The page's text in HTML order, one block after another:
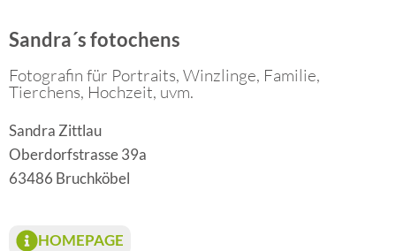
Sandra´s fotochens
Fotografin für Portraits, Winzlinge, Familie,
Tierchens, Hochzeit, uvm.
Sandra Zittlau
Oberdorfstrasse 39a
63486 Bruchköbel
HOMEPAGE